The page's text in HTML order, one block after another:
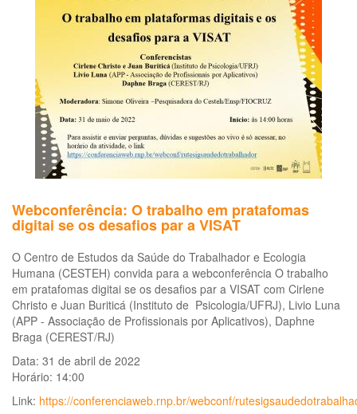
Webconferência: O trabalho em pratafomas
digitai se os desafios par a VISAT
O Centro de Estudos da Saúde do Trabalhador e Ecologia
Humana (CESTEH) convida para a webconferência O trabalho
em pratafomas digitai se os desafios par a VISAT com Cirlene
Christo e Juan Buriticá (Instituto de Psicologia/UFRJ), Livio Luna
(APP - Associação de Profissionais por Aplicativos), Daphne
Braga (CEREST/RJ)
Data: 31 de abril de 2022
Horário: 14:00
Link: https://conferenciaweb.rnp.br/webconf/